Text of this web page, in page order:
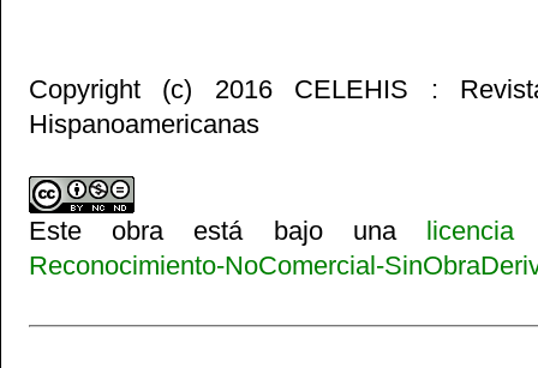
Copyright (c) 2016 CELEHIS :
Hispanoamericanas
Este obra está bajo una
Reconocimiento-NoComercial-